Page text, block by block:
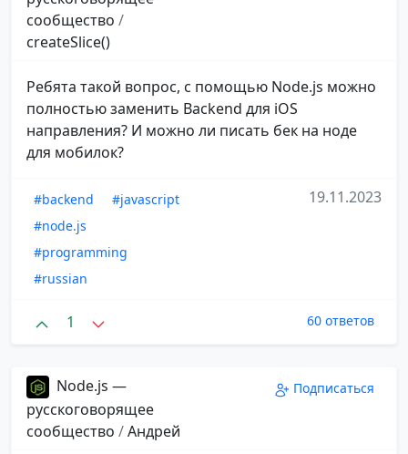
сообщество /
createSlice()
Ребята такой вопрос, с помощью Node.js можно
полностью заменить Backend для iOS
направления? И можно ли писать бек на ноде
для мобилок?
#backend
#javascript
#node.js
#programming
#russian
19.11.2023
1 60 ответов
Node.js —
русскоговорящее
сообщество /Андрей
Подписаться